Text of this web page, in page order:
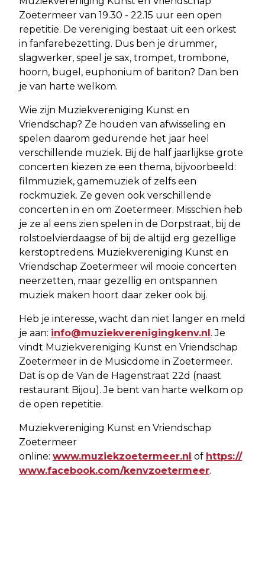
Zoetermeer van 19.30 - 22.15 uur een open
repetitie. De vereniging bestaat uit een orkest
in fanfarebezetting. Dus ben je drummer,
slagwerker, speel je sax, trompet, trombone,
hoorn, bugel, euphonium of bariton? Dan ben
je van harte welkom.
Wie zijn Muziekvereniging Kunst en
Vriendschap? Ze houden van afwisseling en
spelen daarom gedurende het jaar heel
verschillende muziek. Bij de half jaarlijkse grote
concerten kiezen ze een thema, bijvoorbeeld:
filmmuziek, gamemuziek of zelfs een
rockmuziek. Ze geven ook verschillende
concerten in en om Zoetermeer. Misschien heb
je ze al eens zien spelen in de Dorpstraat, bij de
rolstoelvierdaagse of bij de altijd erg gezellige
kerstoptredens. Muziekvereniging Kunst en
Vriendschap Zoetermeer wil mooie concerten
neerzetten, maar gezellig en ontspannen
muziek maken hoort daar zeker ook bij.
Heb je interesse, wacht dan niet langer en meld
je aan: info@muziekverenigingkenv.nl . Je
vindt Muziekvereniging Kunst en Vriendschap
Zoetermeer in de Musicdome in Zoetermeer.
Dat is op de Van de Hagenstraat 22d (naast
restaurant Bijou). Je bent van harte welkom op
de open repetitie.
Muziekvereniging Kunst en Vriendschap
Zoetermeer
online: www.muziekzoetermeer.nl of https://
www.facebook.com/kenvzoetermeer.